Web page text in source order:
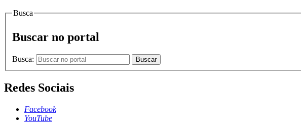
Busca
Buscar no portal
Busca: Buscar
Redes Sociais
Facebook
YouTube